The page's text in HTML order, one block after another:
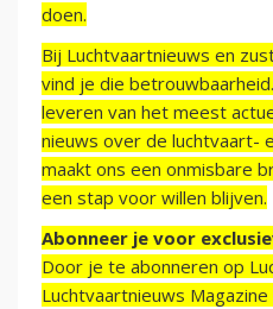
doen.
Bij Luchtvaartnieuws en
vind je die
leveren van het meest
nieuws over de luchtvaart-
maakt ons een onmisbare
een stap voor willen blijven.
Abonneer je voor
Door je te abonneren op
Luchtvaartnieuws